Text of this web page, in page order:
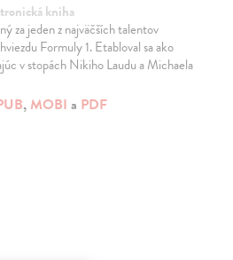
kniha
za jeden z najväčších talentov
Formuly 1. Etabloval sa ako
v stopách Nikiho Laudu a Michaela
, MOBI a PDF